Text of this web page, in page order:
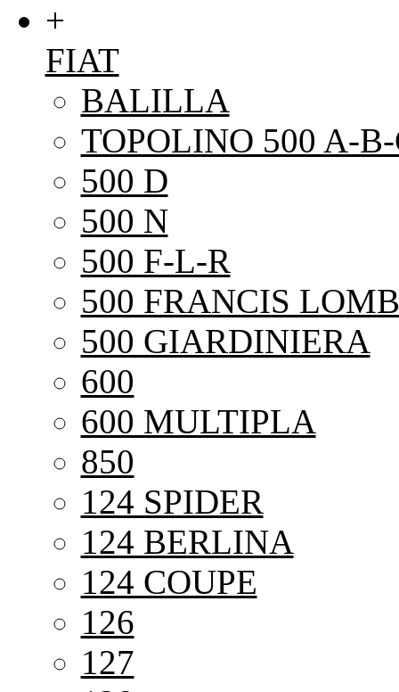
+
FIAT
BALILLA
TOPOLINO 500 A-
500 D
500 N
500 F-L-R
500 FRANCIS
500 GIARDINIERA
600
600 MULTIPLA
850
124 SPIDER
124 BERLINA
124 COUPE
126
127